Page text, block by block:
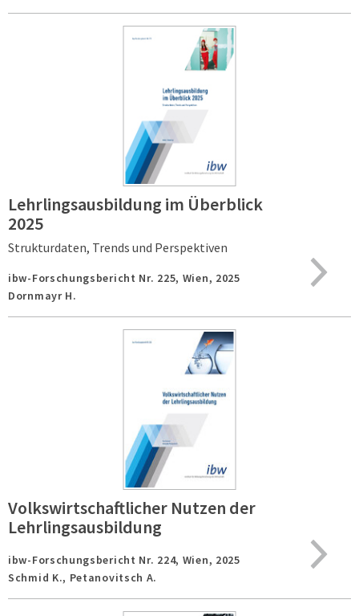
Lehrlingsausbildung im Überblick
2025
Strukturdaten, Trends und Perspektiven
ibw-Forschungsbericht Nr. 225, Wien, 2025
Dornmayr H.
Volkswirtschaftlicher Nutzen der
Lehrlingsausbildung
ibw-Forschungsbericht Nr. 224, Wien, 2025
Schmid K., Petanovitsch A.